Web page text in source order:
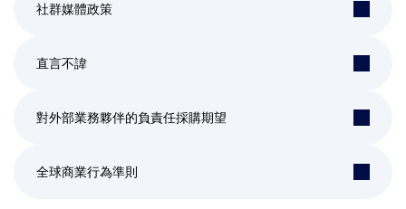
社群媒體政策
直言不諱
對外部業務夥伴的負責任採購期望
全球商業行為準則